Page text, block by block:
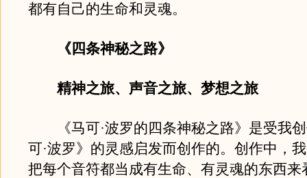
都有自己的生命和灵魂。
《四条神秘之路》
精神之旅、声音之旅、梦想之旅
《马可·波罗的四条神秘之路》是受我创
可·波罗》的灵感启发而创作的。创作中，
把每个音符都当成有生命、有灵魂的东西来